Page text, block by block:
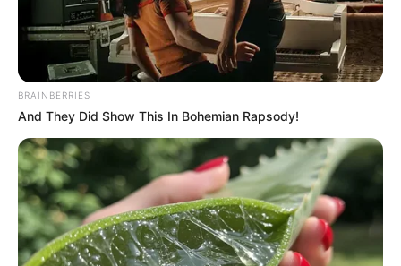
BRAINBERRIES
And They Did Show This In Bohemian Rapsody!